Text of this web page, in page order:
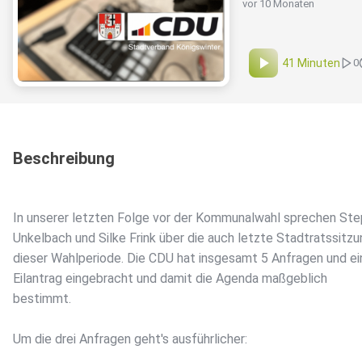
vor 10 Monaten
41 Minuten 0
Beschreibung
In unserer letzten Folge vor der Kommunalwahl sprechen
Unkelbach und Silke Frink über die auch letzte
dieser Wahlperiode. Die CDU hat insgesamt 5 Anfragen und
Eilantrag eingebracht und damit die Agenda maßgeblich
bestimmt.
Um die drei Anfragen geht's ausführlicher: